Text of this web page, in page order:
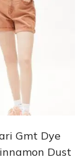
Gmt Dye
Dust